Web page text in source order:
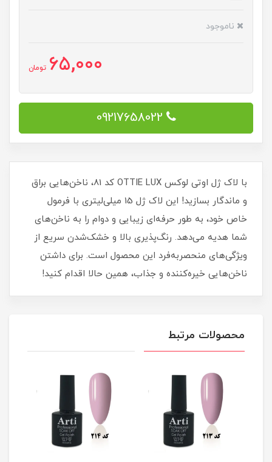
ناموجود
65,000 تومان
09217658022
با لاک ژل اوتی لوکس OTTIE LUX کد 81، ناخن‌هایی براق
و ماندگار بسازید! این لاک ژل 15 میلی‌لیتری با فرمول
خاص خود، به طور حرفه‌ای زیبایی و دوام را به ناخن‌های
شما هدیه می‌دهد. رنگ‌پذیری بالا و خشک‌شدن سریع از
ویژگی‌های منحصربه‌فرد این محصول است. برای داشتن
ناخن‌هایی خیره‌کننده و جذاب، همین حالا اقدام کنید!
محصولات مرتبط